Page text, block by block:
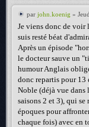
par john.koenig »
Je viens donc de voir
suis resté béat
Après un épisode
le docteur sauve un
humour Anglais
donc repartis pour 13
Noble (déjà vue
saisons 2 et 3), qui se
époques pour
chaque fois) avec en